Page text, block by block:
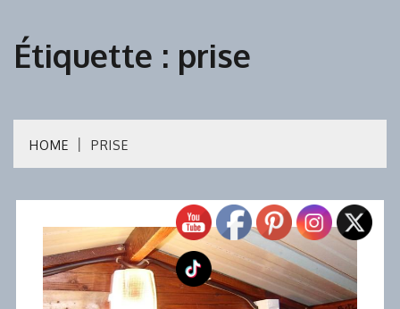
Étiquette : prise
HOME PRISE